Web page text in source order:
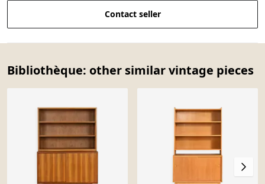
Contact seller
Bibliothèque: other similar vintage pieces